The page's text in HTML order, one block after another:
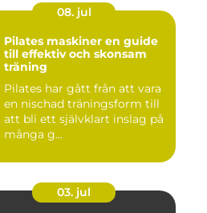
08. jul
Pilates maskiner en guide
till effektiv och skonsam
träning
Pilates har gått från att vara
en nischad träningsform till
att bli ett självklart inslag på
många g...
03. jul